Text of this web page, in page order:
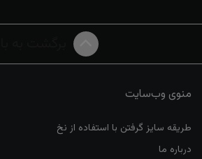
منوی وب‌سایت
طریقه سایز گرفتن با استفاده از نخ
درباره ما